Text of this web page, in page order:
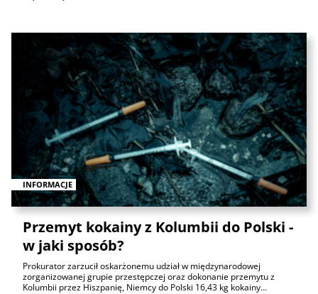
INFORMACJE
Przemyt kokainy z Kolumbii do Polski -
w jaki sposób?
Prokurator zarzucił oskarżonemu udział w międzynarodowej
zorganizowanej grupie przestępczej oraz dokonanie przemytu z
Kolumbii przez Hiszpanię, Niemcy do Polski 16,43 kg kokainy…